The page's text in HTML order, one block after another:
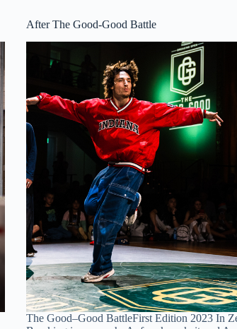
After The Good-Good Battle
The Good–Good BattleFirst Edition 2023 In